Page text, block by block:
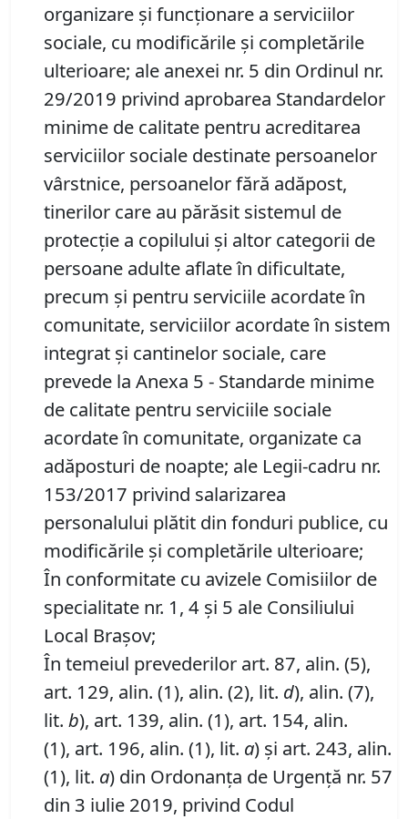
organizare şi funcţionare a serviciilor
sociale, cu modificările și completările
ulterioare; ale anexei nr. 5 din Ordinul nr.
29/2019 privind aprobarea Standardelor
minime de calitate pentru acreditarea
serviciilor sociale destinate persoanelor
vârstnice, persoanelor fără adăpost,
tinerilor care au părăsit sistemul de
protecţie a copilului şi altor categorii de
persoane adulte aflate în dificultate,
precum şi pentru serviciile acordate în
comunitate, serviciilor acordate în sistem
integrat şi cantinelor sociale, care
prevede la Anexa 5 - Standarde minime
de calitate pentru serviciile sociale
acordate în comunitate, organizate ca
adăposturi de noapte; ale Legii-cadru nr.
153/2017 privind salarizarea
personalului plătit din fonduri publice, cu
modificările și completările ulterioare;
În conformitate cu avizele Comisiilor de
specialitate nr. 1, 4 și 5 ale Consiliului
Local Brașov;
În temeiul prevederilor art. 87, alin. (5),
art. 129, alin. (1), alin. (2), lit. d), alin. (7),
lit. b), art. 139, alin. (1), art. 154, alin.
(1), art. 196, alin. (1), lit. a) și art. 243, alin.
(1), lit. a) din Ordonanța de Urgență nr. 57
din 3 iulie 2019, privind Codul